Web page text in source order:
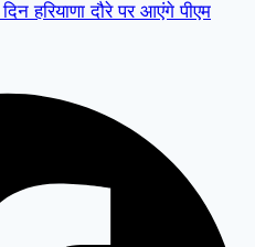
दौरे पर आएंगे पीएम